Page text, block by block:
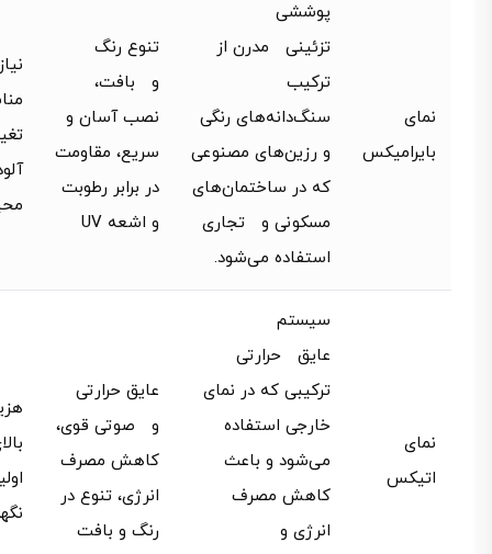
نمای
بایرامیکس
پوششی
تزئینی مدرن از
ترکیب
سنگ‌دانه‌های رنگی
و رزین‌های مصنوعی
که در ساختمان‌های
مسکونی و تجاری
استفاده می‌شود.
تنوع رنگ
و بافت،
نصب آسان و
سریع، مقاومت
در برابر رطوبت
و اشعه UV
نمای
اتیکس
سیستم
عایق حرارتی
ترکیبی که در نمای
خارجی استفاده
می‌شود و باعث
کاهش مصرف
انرژی و
عایق حرارتی
و صوتی قوی،
کاهش مصرف
انرژی، تنوع در
رنگ و بافت